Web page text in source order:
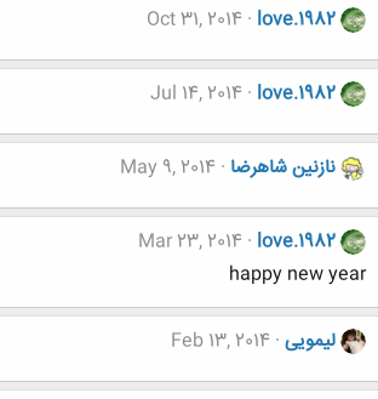
love.1982
Oct 31, 2014
love.1982
Jul 14, 2014
نازنین شاهرضا May 9, 2014
love.1982
Mar 23, 2014
happy new year
لیمویی Feb 13, 2014